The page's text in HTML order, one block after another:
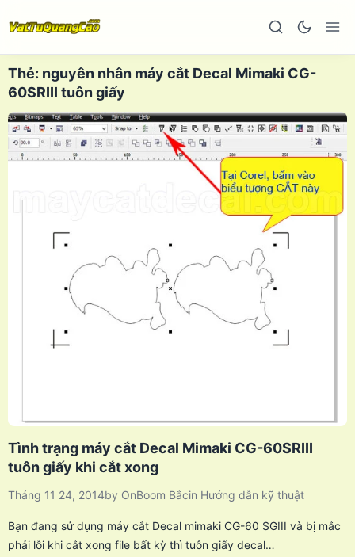
Thẻ: nguyên nhân máy cắt Decal Mimaki CG-
60SRIII tuôn giấy
Tình trạng máy cắt Decal Mimaki CG-60SRIII
tuôn giấy khi cắt xong
Tháng 11 24, 2014by OnBoom Bắcin Hướng dẫn kỹ thuật
Bạn đang sử dụng máy cắt Decal mimaki CG-60 SGIII và bị mắc
phải lỗi khi cắt xong file bất kỳ thì tuôn giấy decal…